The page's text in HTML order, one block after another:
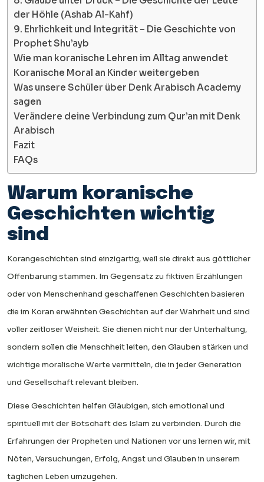
der Höhle (Ashab Al-Kahf)
9. Ehrlichkeit und Integrität – Die Geschichte von
Prophet Shu’ayb
Wie man koranische Lehren im Alltag anwendet
Koranische Moral an Kinder weitergeben
Was unsere Schüler über Denk Arabisch Academy
sagen
Verändere deine Verbindung zum Qur’an mit Denk
Arabisch
Fazit
FAQs
Warum koranische
Geschichten wichtig
sind
Korangeschichten sind einzigartig, weil sie direkt aus göttlicher
Offenbarung stammen. Im Gegensatz zu fiktiven Erzählungen
oder von Menschenhand geschaffenen Geschichten basieren
die im Koran erwähnten Geschichten auf der Wahrheit und sind
voller zeitloser Weisheit. Sie dienen nicht nur der Unterhaltung,
sondern sollen die Menschheit leiten, den Glauben stärken und
wichtige moralische Werte vermitteln, die in jeder Generation
und Gesellschaft relevant bleiben.
Diese Geschichten helfen Gläubigen, sich emotional und
spirituell mit der Botschaft des Islam zu verbinden. Durch die
Erfahrungen der Propheten und Nationen vor uns lernen wir, mit
Nöten, Versuchungen, Erfolg, Angst und Glauben in unserem
täglichen Leben umzugehen.